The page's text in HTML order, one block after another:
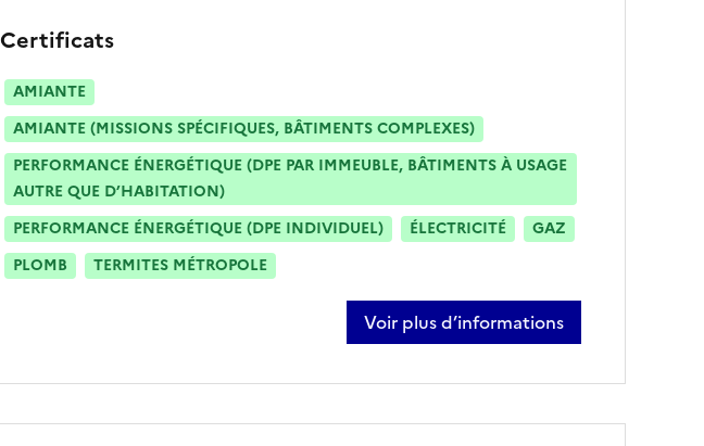
Certificats
AMIANTE
AMIANTE (MISSIONS SPÉCIFIQUES, BÂTIMENTS COMPLEXES)
PERFORMANCE ÉNERGÉTIQUE (DPE PAR IMMEUBLE, BÂTIMENTS À USAGE
AUTRE QUE D’HABITATION)
PERFORMANCE ÉNERGÉTIQUE (DPE INDIVIDUEL)
ÉLECTRICITÉ
GAZ
PLOMB
TERMITES MÉTROPOLE
Voir plus d’informations
sur marion hoguin